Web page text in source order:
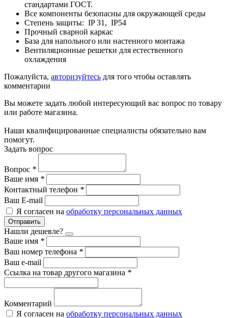
стандартами ГОСТ.
Все компоненты безопасны для окружающей среды
Степень защиты: IP 31, IP54
Прочный сварной каркас
База для напольного или настенного монтажа
Вентиляционные решетки для естественного
охлаждения
Пожалуйста, авторизуйтесь для того чтобы оставлять
комментарии
Вы можете задать любой интересующий вас вопрос по товару
или работе магазина.
Наши квалифицированные специалисты обязательно вам
помогут.
Задать вопрос
Вопрос *
Ваше имя *
Контактный телефон *
Ваш E-mail
Я согласен на обработку персональных данных
Отправить
Нашли дешевле?
Ваше имя *
Ваш номер телефона *
Ваш e-mail
Ссылка на товар другого магазина *
Комментарий
Я согласен на обработку персональных данных